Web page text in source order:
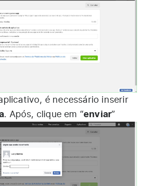
é necessário inserir
. Após, clique em “enviar”